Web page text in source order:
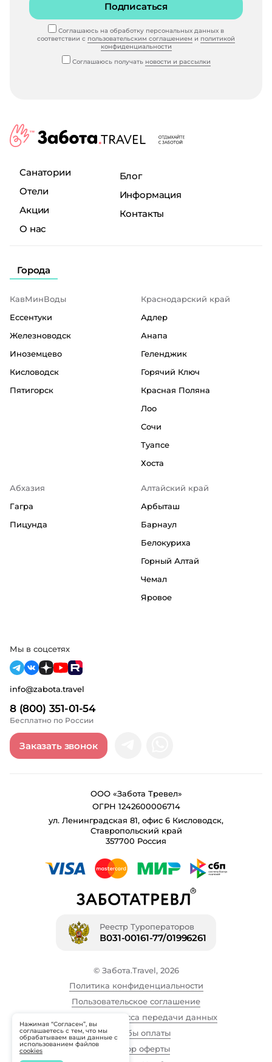
Подписаться
Соглашаюсь на обработку персональных данных в
соответствии с пользовательским соглашением и политикой
конфиденциальности
Соглашаюсь получать новости и рассылки
Санатории
Отели
Акции
О нас
Блог
Информация
Контакты
Города
КавМинВоды
Ессентуки
Железноводск
Иноземцево
Кисловодск
Пятигорск
Краснодарский край
Адлер
Анапа
Геленджик
Горячий Ключ
Красная Поляна
Лоо
Сочи
Туапсе
Хоста
Абхазия
Гагра
Пицунда
Алтайский край
Арбыташ
Барнаул
Белокуриха
Горный Алтай
Чемал
Яровое
8 (800) 351-01-54
Бесплатно по России
info@zabota.travel
Заказать звонок
Мы в соцсетях
ООО «Забота Тревел»
ОГРН 1242600006714
ул. Ленинградская 81, офис 6 Кисловодск,
Ставропольский край
357700 Россия
Реестр Туроператоров
В031-00161-77/01996261
© Забота.Travel, 2026
Политика конфиденциальности
Пользовательское соглашение
Описание процесса передачи данных
Способы оплаты
Договор оферты
Нажимая “Согласен”, вы
соглашаетесь с тем, что мы
обрабатываем ваши данные с
использованием файлов
cookies